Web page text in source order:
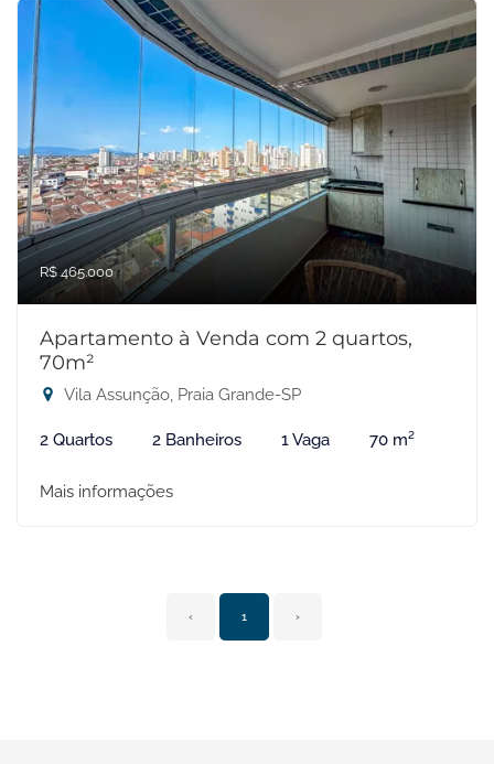
R$ 465.000
Apartamento à Venda com 2 quartos,
70m²
Vila Assunção, Praia Grande-SP
2 Quartos 2 Banheiros 1 Vaga 70 m²
Mais informações
‹ 1 ›